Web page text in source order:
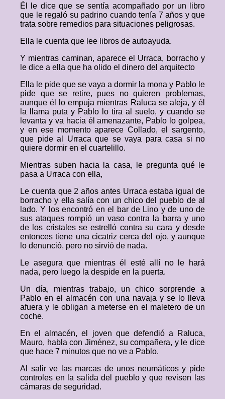
Él le dice que se sentía acompañado por un libro
que le regaló su padrino cuando tenía 7 años y que
trata sobre remedios para situaciones peligrosas.
Ella le cuenta que lee libros de autoayuda.
Y mientras caminan, aparece el Urraca, borracho y
le dice a ella que ha olido el dinero del arquitecto
Ella le pide que se vaya a dormir la mona y Pablo le
pide que se retire, pues no quieren problemas,
aunque él lo empuja mientras Raluca se aleja, y él
la llama puta y Pablo lo tira al suelo, y cuando se
levanta y va hacia él amenazante, Pablo lo golpea,
y en ese momento aparece Collado, el sargento,
que pide al Urraca que se vaya para casa si no
quiere dormir en el cuartelillo.
Mientras suben hacia la casa, le pregunta qué le
pasa a Urraca con ella,
Le cuenta que 2 años antes Urraca estaba igual de
borracho y ella salía con un chico del pueblo de al
lado. Y los encontró en el bar de Lino y de uno de
sus ataques rompió un vaso contra la barra y uno
de los cristales se estrelló contra su cara y desde
entonces tiene una cicatriz cerca del ojo, y aunque
lo denunció, pero no sirvió de nada.
Le asegura que mientras él esté allí no le hará
nada, pero luego la despide en la puerta.
Un día, mientras trabajo, un chico sorprende a
Pablo en el almacén con una navaja y se lo lleva
afuera y le obligan a meterse en el maletero de un
coche.
En el almacén, el joven que defendió a Raluca,
Mauro, habla con Jiménez, su compañera, y le dice
que hace 7 minutos que no ve a Pablo.
Al salir ve las marcas de unos neumáticos y pide
controles en la salida del pueblo y que revisen las
cámaras de seguridad.